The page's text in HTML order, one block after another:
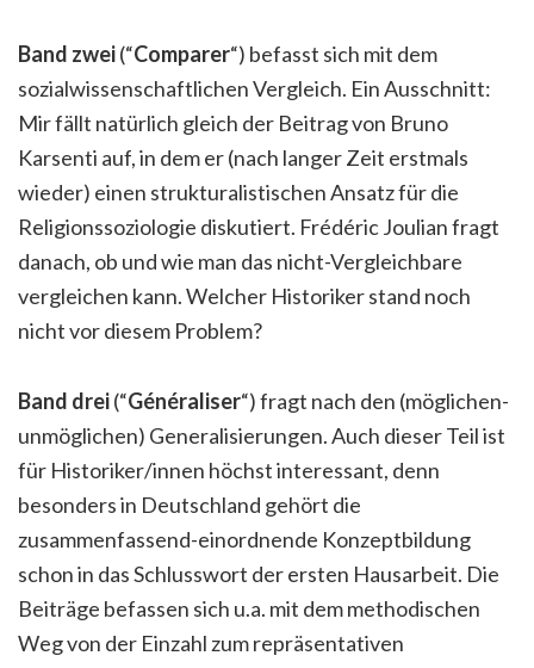
Band zwei(“Comparer“) befasst sich mit dem
sozialwissenschaftlichen Vergleich. Ein Ausschnitt:
Mir fällt natürlich gleich der Beitrag von Bruno
Karsenti auf, in dem er (nach langer Zeit erstmals
wieder) einen strukturalistischen Ansatz für die
Religionssoziologie diskutiert. Frédéric Joulian fragt
danach, ob und wie man das nicht-Vergleichbare
vergleichen kann. Welcher Historiker stand noch
nicht vor diesem Problem?
Band drei(“Généraliser“) fragt nach den (möglichen-
unmöglichen) Generalisierungen. Auch dieser Teil ist
für Historiker/innen höchst interessant, denn
besonders in Deutschland gehört die
zusammenfassend-einordnende Konzeptbildung
schon in das Schlusswort der ersten Hausarbeit. Die
Beiträge befassen sich u.a. mit dem methodischen
Weg von der Einzahl zum repräsentativen